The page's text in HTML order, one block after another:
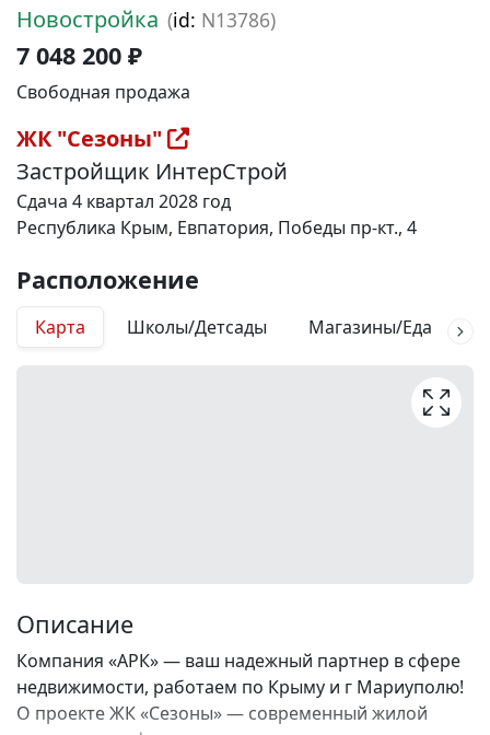
Новостройка (id: N13786)
7 048 200 ₽
Свободная продажа
ЖК "Сезоны"
Застройщик ИнтерСтрой
Сдача 4 квартал 2028 год
Республика Крым, Евпатория, Победы пр-кт., 4
Расположение
Карта Школы/Детсады Магазины/Еда
Описание
Компания «АРК» — ваш надежный партнер в сфере
недвижимости, работаем по Крыму и г Мариуполю!
О проекте ЖК «Сезоны» — современный жилой